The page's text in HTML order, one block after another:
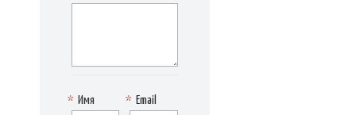
Имя
* Email
*